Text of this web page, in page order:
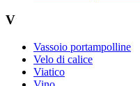
V
Vassoio portampolline
Velo di calice
Viatico